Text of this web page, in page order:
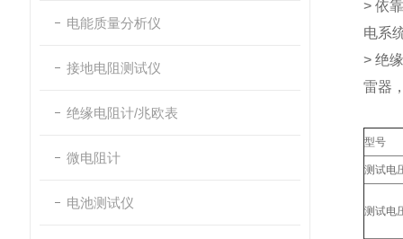
电能质量分析仪
接地电阻测试仪
绝缘电阻计/兆欧表
微电阻计
电池测试仪
> 依
电系
> 绝
雷器
型号
测试电
测试电